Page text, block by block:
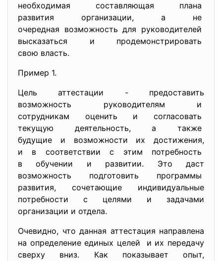
необходимая составляющая плана
развития организации, а не
очередная возможность для руководителей
высказаться и продемонстрировать
свою власть.
Пример 1.
Цель аттестации - предоставить
возможность руководителям и
сотрудникам оценить и согласовать
текущую деятельность, а также
будущие и возможности их достижения,
и в соответствии с этим потребность
в обучении и развитии. Это даст
возможность подготовить программы
развития, сочетающие индивидуальные
потребности с целями и задачами
организации и отдела.
Очевидно, что данная аттестация направлена
на определение единых целей и их передачу
сверху вниз. Как показывает опыт,